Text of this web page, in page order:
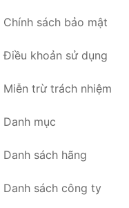
Chính sách bảo mật
Điều khoản sử dụng
Miễn trừ trách nhiệm
Danh mục
Danh sách hãng
Danh sách công ty